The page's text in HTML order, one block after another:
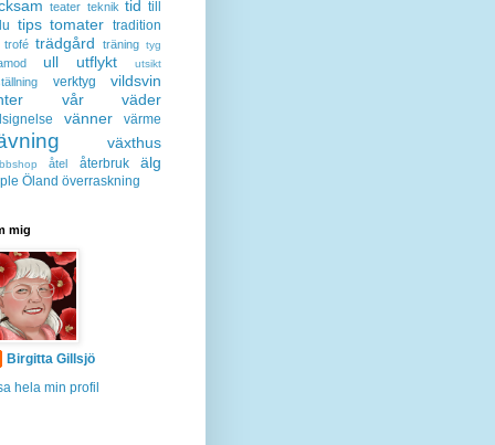
teater teknik tid till
tips tomater tradition
trofé trädgård träning tyg
ull utflykt utsikt
verktyg
vildsvin
vår väder
vänner värme
växthus
åtel återbruk älg
Öland överraskning
mig
Birgitta Gillsjö
hela min profil